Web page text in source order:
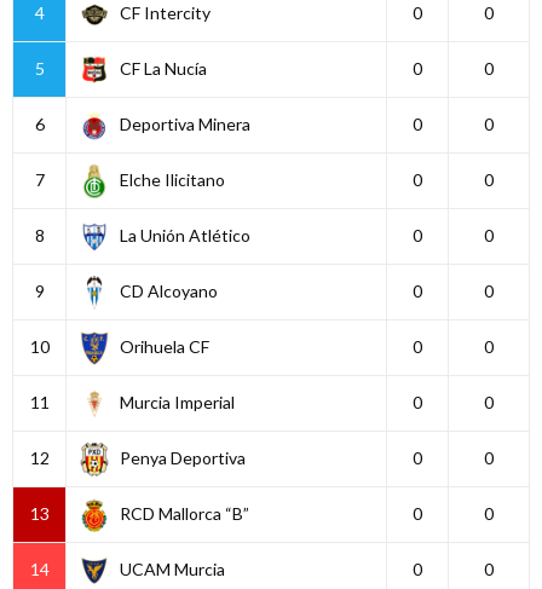
4 CF Intercity 0 0
5 CF La Nucía 0 0
6 Deportiva Minera 0 0
7 Elche Ilicitano 0 0
8 La Unión Atlético 0 0
9 CD Alcoyano 0 0
10 Orihuela CF 0 0
11 Murcia Imperial 0 0
12 Penya Deportiva 0 0
13 RCD Mallorca “B” 0 0
14 UCAM Murcia 0 0